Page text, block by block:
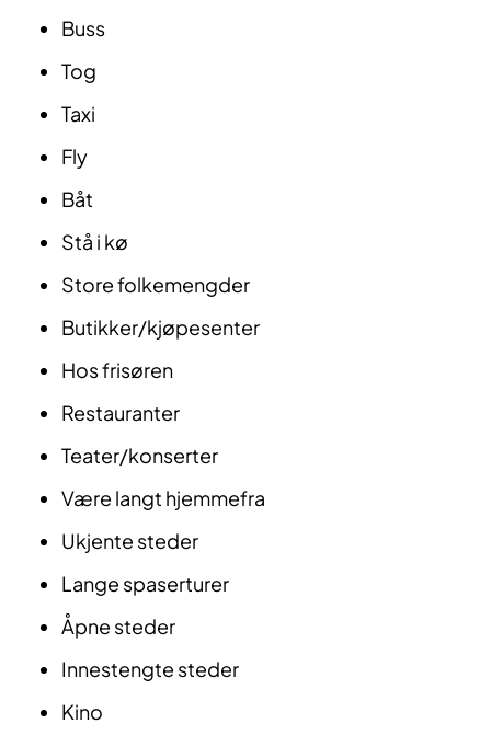
Buss
Tog
Taxi
Fly
Båt
Stå i kø
Store folkemengder
Butikker/kjøpesenter
Hos frisøren
Restauranter
Teater/konserter
Være langt hjemmefra
Ukjente steder
Lange spaserturer
Åpne steder
Innestengte steder
Kino